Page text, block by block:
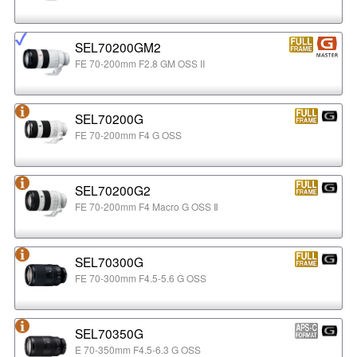
SEL70200GM2
FE 70-200mm F2.8 GM OSS II
SEL70200G
FE 70-200mm F4 G OSS
SEL70200G2
FE 70-200mm F4 Macro G OSS Ⅱ
SEL70300G
FE 70-300mm F4.5-5.6 G OSS
SEL70350G
E 70-350mm F4.5-6.3 G OSS